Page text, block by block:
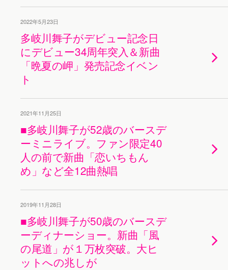
2022年5月23日
多岐川舞子がデビュー記念日
にデビュー34周年突入＆新曲
「晩夏の岬」発売記念イベン
ト
2021年11月25日
■多岐川舞子が52歳のバースデ
ーミニライブ。ファン限定40
人の前で新曲「恋いちもん
め」など全12曲熱唱
2019年11月28日
■多岐川舞子が50歳のバースデ
ーディナーショー。新曲「風
の尾道」が１万枚突破。大ヒ
ットへの兆しが